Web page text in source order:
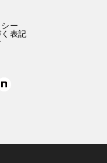
ー
表記